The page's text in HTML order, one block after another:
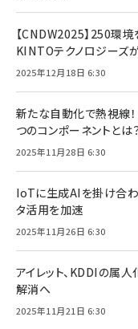
【CNDW2025】250環
KINTOテクノロジーズ
2025年12月18日 6:30
新たな自動化で熱視線
つのコンポーネントとは
2025年11月28日 6:30
IoTに生成AIを掛け合
タ活用を加速
2025年11月26日 6:30
アイレット、KDDIの属
解消へ
2025年11月21日 6:30